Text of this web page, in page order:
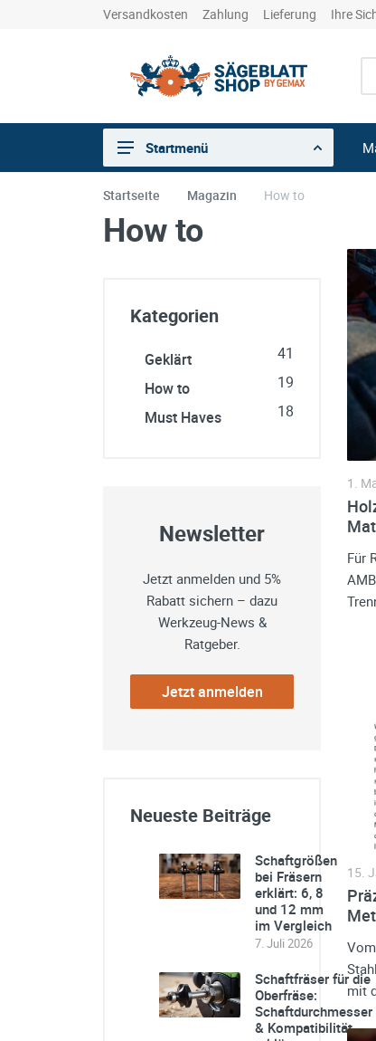
Versandkosten Zahlung Lieferung Ihre
Startmenü
Startseite Magazin How to
How to
Kategorien
Geklärt
41
How to
19
Must Haves
18
Newsletter
Jetzt anmelden und 5%
Rabatt sichern – dazu
Werkzeug-News &
Ratgeber.
Jetzt anmelden
Neueste Beiträge
Schaftgrößen
bei Fräsern
erklärt: 6, 8
und 12 mm
im Vergleich
7. Juli 2026
Schaftfräser für die
Oberfräse:
Schaftdurchmesser
& Kompatibilität
1.
Für
15.
mit